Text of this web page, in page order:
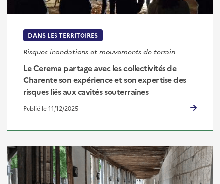
DANS LES TERRITOIRES
Risques inondations et mouvements de terrain
Le Cerema partage avec les collectivités de
Charente son expérience et son expertise des
risques liés aux cavités souterraines
Publié le 11/12/2025